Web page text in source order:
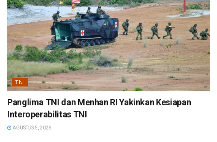
TNI
Panglima TNI dan Menhan RI Yakinkan Kesiapan
Interoperabilitas TNI
AGUSTUS 5, 2026